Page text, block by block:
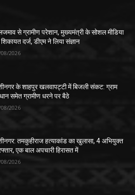
से ग्रामीण परेशान, मुख्यमंत्री के सोशल मीडिया
दर्ज, डीएम ने लिया संज्ञान
2026
के शाहपुर खलवापट्टी में बिजली संकट: ग्राम
समेत ग्रामीण धरने पर बैठे
2026
तमकुहीराज हत्याकांड का खुलासा, 4 अभियुक्त
एक बाल अपचारी हिरासत में
2026